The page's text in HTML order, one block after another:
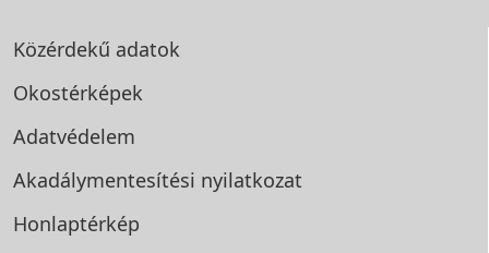
Közérdekű adatok
Okostérképek
Adatvédelem
Akadálymentesítési nyilatkozat
Honlaptérkép